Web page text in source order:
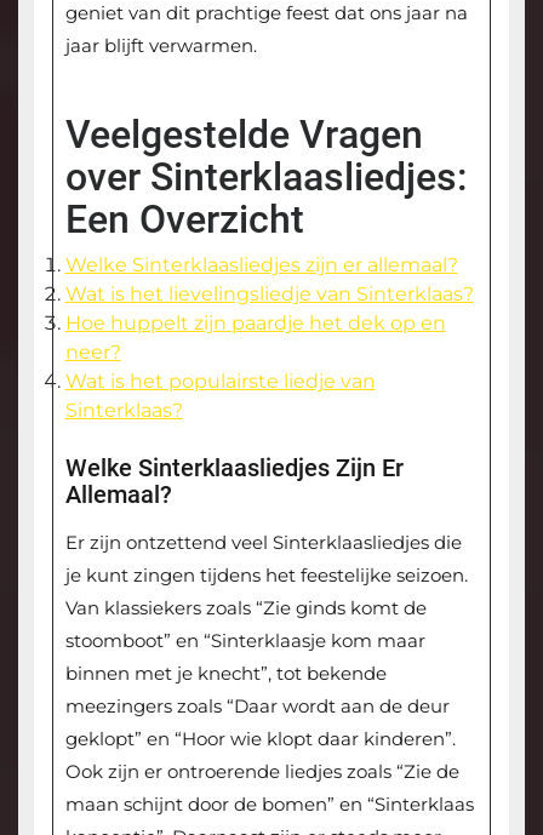
geniet van dit prachtige feest dat ons jaar na
jaar blijft verwarmen.
Veelgestelde Vragen
over Sinterklaasliedjes:
Een Overzicht
Welke Sinterklaasliedjes zijn er allemaal?
Wat is het lievelingsliedje van Sinterklaas?
Hoe huppelt zijn paardje het dek op en
neer?
Wat is het populairste liedje van
Sinterklaas?
Welke Sinterklaasliedjes Zijn Er
Allemaal?
Er zijn ontzettend veel Sinterklaasliedjes die
je kunt zingen tijdens het feestelijke seizoen.
Van klassiekers zoals “Zie ginds komt de
stoomboot” en “Sinterklaasje kom maar
binnen met je knecht”, tot bekende
meezingers zoals “Daar wordt aan de deur
geklopt” en “Hoor wie klopt daar kinderen”.
Ook zijn er ontroerende liedjes zoals “Zie de
maan schijnt door de bomen” en “Sinterklaas